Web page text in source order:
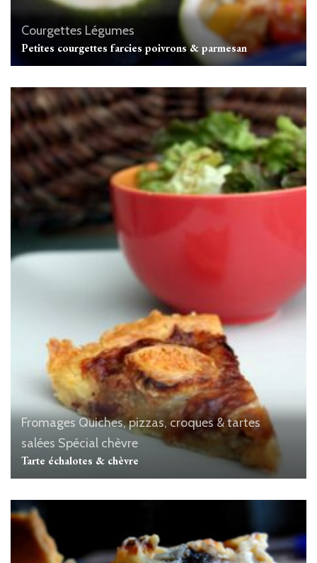
Courgettes Légumes
Petites courgettes farcies poivrons & parmesan
Fromages Quiches, pizzas, croques & tartes
salées Spécial chèvre
Tarte échalotes & chèvre